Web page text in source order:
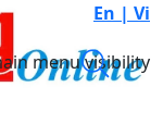
En | Vi
menu visibility